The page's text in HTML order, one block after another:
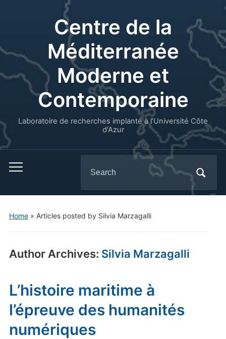
Centre de la
Méditerranée
Moderne et
Contemporaine
Laboratoire de recherches implanté à l’Université Côte
d'Azur
for:
Home» Articles posted by Silvia Marzagalli
Author Archives: Silvia Marzagalli
L’histoire maritime à
l’épreuve des humanités
numériques